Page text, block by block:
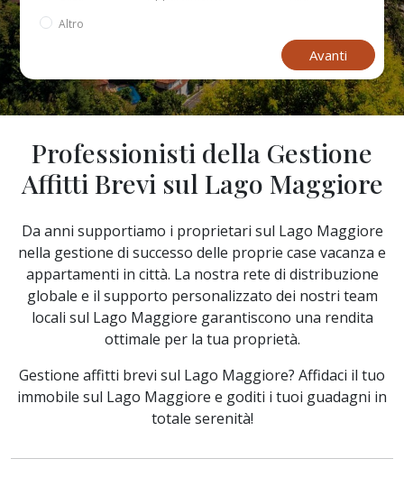
Altro
Avanti
Professionisti della Gestione
Affitti Brevi sul Lago Maggiore
Da anni supportiamo i proprietari sul Lago Maggiore
nella gestione di successo delle proprie case vacanza e
appartamenti in città. La nostra rete di distribuzione
globale e il supporto personalizzato dei nostri team
locali sul Lago Maggiore garantiscono una rendita
ottimale per la tua proprietà.
Gestione affitti brevi sul Lago Maggiore? Affidaci il tuo
immobile sul Lago Maggiore e goditi i tuoi guadagni in
totale serenità!